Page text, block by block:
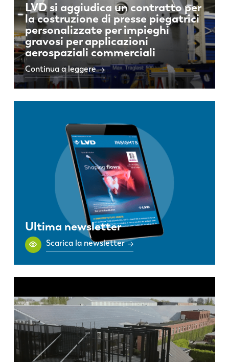
LVD si aggiudica un contratto per
la costruzione di presse piegatrici
personalizzate per impieghi
gravosi per applicazioni
aerospaziali commerciali
Continua a leggere
Ultima newsletter
Scarica la newsletter